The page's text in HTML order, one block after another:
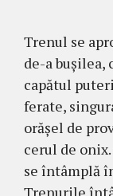
Trenul se
de-a
capătul
ferate,
orăşel de
cerul de
se întâmplă
Trenurile